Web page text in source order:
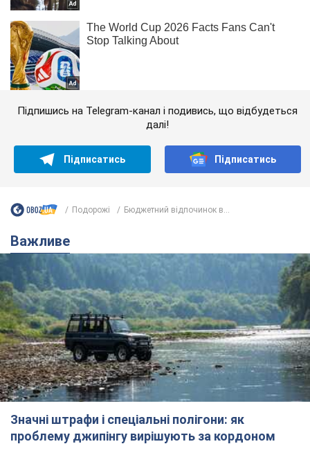
Підпишись на Telegram-канал і подивись, що відбудеться
далі!
Підписатись Підписатись
Подорожі Бюджетний відпочинок в...
Важливе
Значні штрафи і спеціальні полігони: як
проблему джипінгу вирішують за кордоном